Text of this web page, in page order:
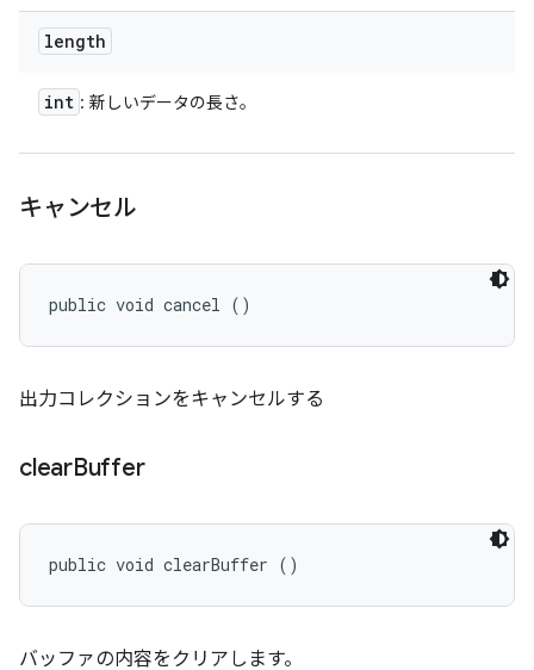
length
int : 新しいデータの長さ。
キャンセル
public void cancel ()
出力コレクションをキャンセルする
clearBuffer
public void clearBuffer ()
バッファの内容をクリアします。